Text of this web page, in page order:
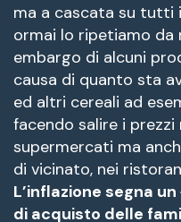
ma a cascata su tutti
ormai lo ripetiamo da
embargo di alcuni
causa di quanto sta
ed altri cereali ad
facendo salire i prezzi
supermercati ma
di vicinato, nei
L’inflazione segna
di acquisto delle